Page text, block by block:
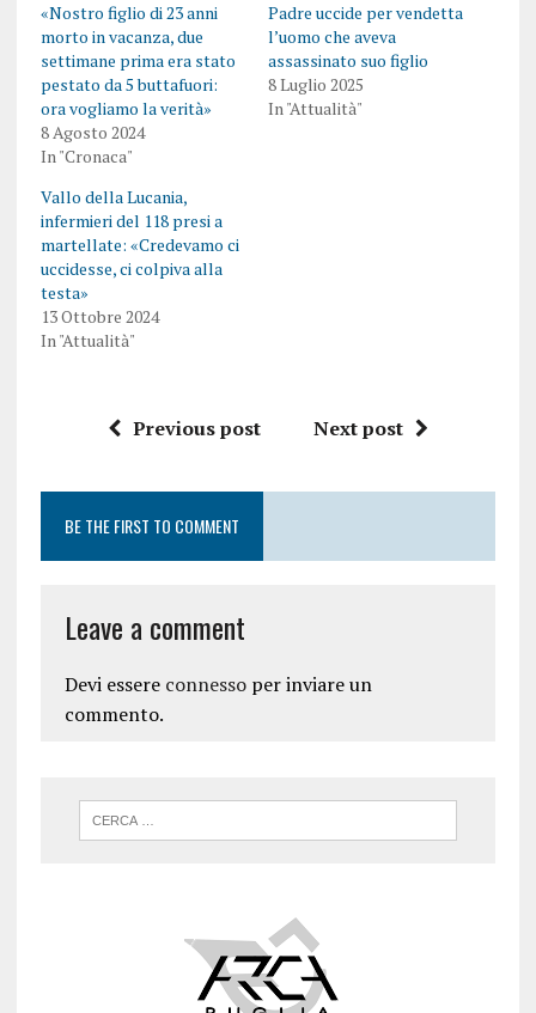
«Nostro figlio di 23 anni
morto in vacanza, due
settimane prima era stato
pestato da 5 buttafuori:
ora vogliamo la verità»
8 Agosto 2024
In "Cronaca"
Padre uccide per vendetta
l’uomo che aveva
assassinato suo figlio
8 Luglio 2025
In "Attualità"
Vallo della Lucania,
infermieri del 118 presi a
martellate: «Credevamo ci
uccidesse, ci colpiva alla
testa»
13 Ottobre 2024
In "Attualità"
Previous post Next post
BE THE FIRST TO COMMENT
Leave a comment
Devi essere connessoper inviare un
commento.